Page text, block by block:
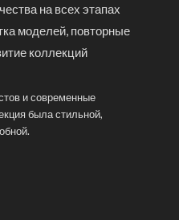
на всех этапах
моделей, повторные
коллекций
и современные
была стильной,